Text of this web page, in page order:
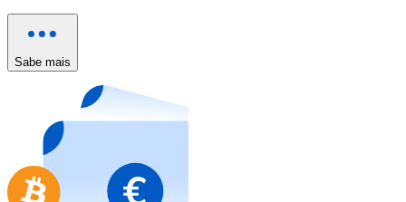
Comprar com cartão
Compre cartões-presente das suas marcas favoritas
Ir para a loja de cartões-presente
Sabe mais